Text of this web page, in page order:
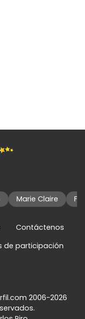
Marie Claire
Contáctenos
de participación
2006-2026